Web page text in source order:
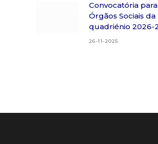
Convocatória
Órgãos Sociais
quadriénio 2026-
26-11-2025